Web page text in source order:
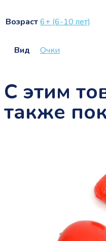
Возраст6+ (6-10 лет)
Вид Очки
С этим
также